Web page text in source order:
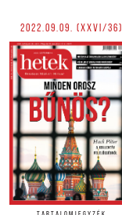
2022.09.09. (XXVI/36)